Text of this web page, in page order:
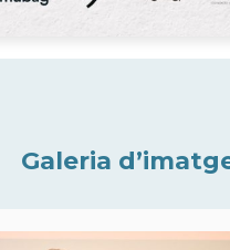
Galeria